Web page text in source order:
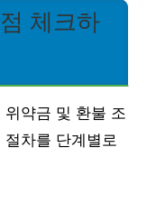
체크하
약금 및 환불 조
차를 단계별로